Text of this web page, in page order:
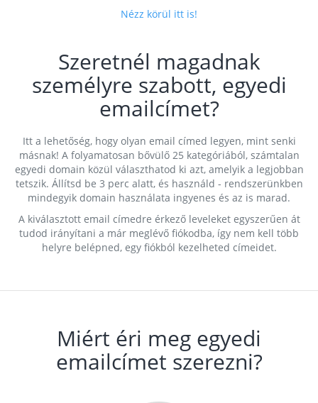
Nézz körül itt is!
Szeretnél magadnak
személyre szabott, egyedi
emailcímet?
Itt a lehetőség, hogy olyan email címed legyen, mint senki
másnak! A folyamatosan bővülő 25 kategóriából, számtalan
egyedi domain közül választhatod ki azt, amelyik a legjobban
tetszik. Állítsd be 3 perc alatt, és használd - rendszerünkben
mindegyik domain használata ingyenes és az is marad.
A kiválasztott email címedre érkező leveleket egyszerűen át
tudod irányítani a már meglévő fiókodba, így nem kell több
helyre belépned, egy fiókból kezelheted címeidet.
Miért éri meg egyedi
emailcímet szerezni?